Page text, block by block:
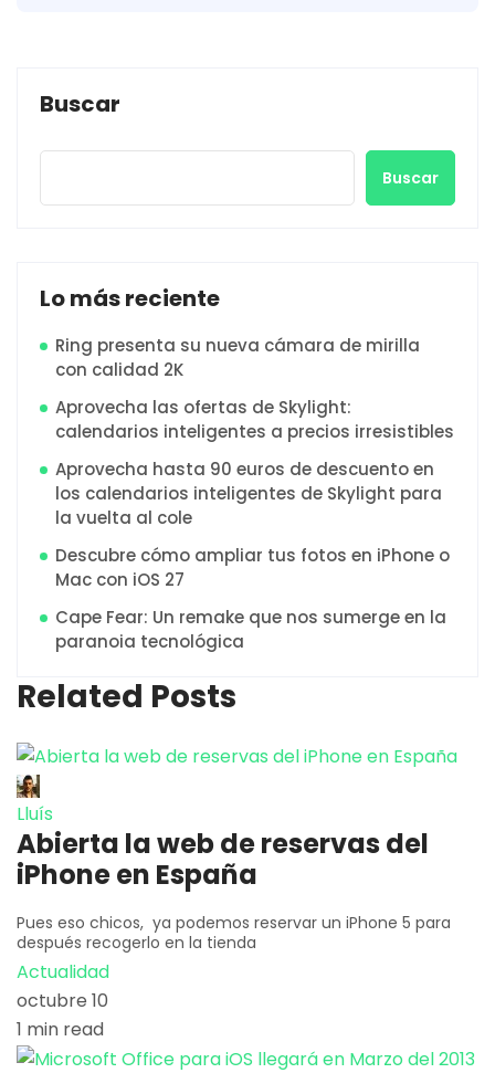
Buscar
Buscar
Lo más reciente
Ring presenta su nueva cámara de mirilla
con calidad 2K
Aprovecha las ofertas de Skylight:
calendarios inteligentes a precios irresistibles
Aprovecha hasta 90 euros de descuento en
los calendarios inteligentes de Skylight para
la vuelta al cole
Descubre cómo ampliar tus fotos en iPhone o
Mac con iOS 27
Cape Fear: Un remake que nos sumerge en la
paranoia tecnológica
Related Posts
Lluís
Abierta la web de reservas del
iPhone en España
Pues eso chicos, ya podemos reservar un iPhone 5 para
después recogerlo en la tienda
Actualidad
octubre 10
1 min read